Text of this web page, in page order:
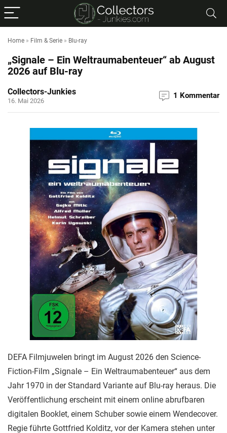
Home » Film & Serie » Blu-ray
„Signale – Ein Weltraumabenteuer“ ab August
2026 auf Blu-ray
Collectors-Junkies
16. Mai 2026
1 Kommentar
DEFA Filmjuwelen bringt im August 2026 den Science-
Fiction-Film „Signale – Ein Weltraumabenteuer“ aus dem
Jahr 1970 in der Standard Variante auf Blu-ray heraus. Die
Veröffentlichung erscheint mit einem online abrufbaren
digitalen Booklet, einem Schuber sowie einem Wendecover.
Regie führte Gottfried Kolditz, vor der Kamera stehen unter